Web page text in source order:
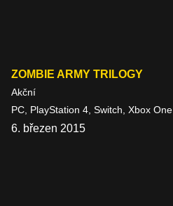
ZOMBIE ARMY TRILOGY
Akční
PC, PlayStation 4, Switch, Xbox One
6. březen 2015